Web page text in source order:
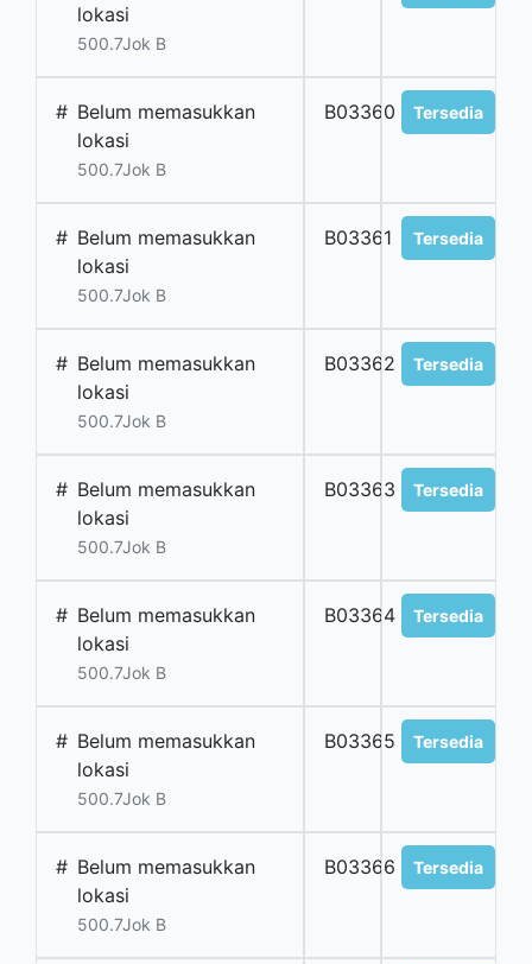
lokasi
500.7Jok B
# Belum memasukkan
lokasi
500.7Jok B
B03360 Tersedia
# Belum memasukkan
lokasi
500.7Jok B
B03361 Tersedia
# Belum memasukkan
lokasi
500.7Jok B
B03362 Tersedia
# Belum memasukkan
lokasi
500.7Jok B
B03363 Tersedia
# Belum memasukkan
lokasi
500.7Jok B
B03364 Tersedia
# Belum memasukkan
lokasi
500.7Jok B
B03365 Tersedia
# Belum memasukkan
lokasi
500.7Jok B
B03366 Tersedia